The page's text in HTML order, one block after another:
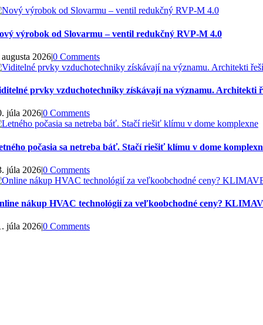
výrobok od Slovarmu – ventil redukčný RVP-M 4.0
2026|0 Comments
prvky vzduchotechniky získávají na významu. Architekti
júla 2026|0 Comments
počasia sa netreba báť. Stačí riešiť klímu v dome
júla 2026|0 Comments
nákup HVAC technológií za veľkoobchodné ceny?
júla 2026|0 Comments